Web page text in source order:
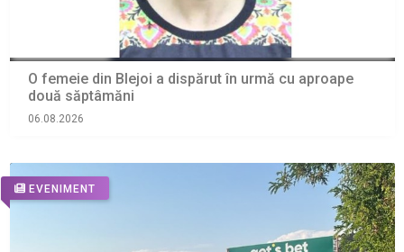
O femeie din Blejoi a dispărut în urmă cu aproape
două săptâmăni
06.08.2026
EVENIMENT